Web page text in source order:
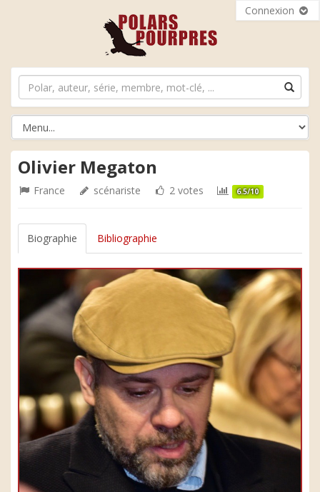
Connexion
Olivier Megaton
France scénariste 2 votes 6.5/10
Biographie Bibliographie